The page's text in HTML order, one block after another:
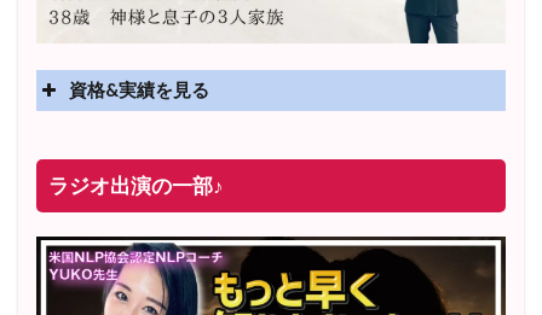
資格&実績を見る
2025年4月〜 altruismコミュニティ×講座オンラインサ
ロン開講
2025年5月〜 FMラジオ79.9「LOVEマスター講座」準
レギュラー出演中！
2023年12月〜 FM81.4ラジオFMハイホー「LOVEマス
ラジオ出演の一部♪